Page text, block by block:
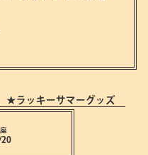
★ラッキーサマーグッズ
20